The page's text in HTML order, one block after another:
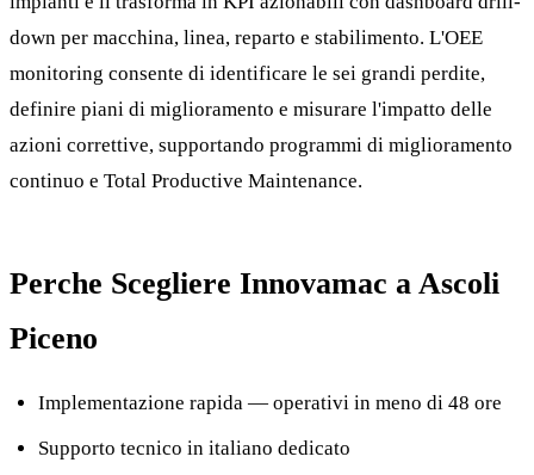
down per macchina, linea, reparto e stabilimento. L'OEE
monitoring consente di identificare le sei grandi perdite,
definire piani di miglioramento e misurare l'impatto delle
azioni correttive, supportando programmi di miglioramento
continuo e Total Productive Maintenance.
Perche Scegliere Innovamac a Ascoli
Piceno
Implementazione rapida — operativi in meno di 48 ore
Supporto tecnico in italiano dedicato